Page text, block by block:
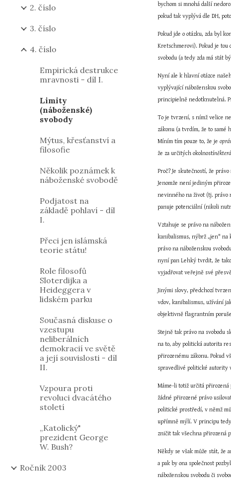
2. číslo
3. číslo
4. číslo
Empirická destrukce
mravnosti - díl I.
Limity
(náboženské)
svobody
Mýtus, křesťanství a
filosofie
Několik poznámek k
náboženské svobodě
Podjatost na
základě pohlaví - díl
I.
Přeci jen islámská
teorie státu!
Role filosofů
Sloterdijka a
Heideggera v
lidském parku
Současná diskuse o
vzestupu
neliberálních
demokracií ve světě
a její souvislosti - díl
II.
Vzpoura proti
revoluci dvacátého
století
„Katolický"
prezident George
W. Bush?
Ročník 2003
bychom si mnohá další
pokud tak vyplývá dle DH,
Pokud jde o otázku, zda byl
Kretschmerovi). Pokud je tou
svobodu (a tedy zda má stát
Nyní ale k hlavní otázce
vyplývající náboženskou
principielně nedotknutelná.
To je tvrzení, s nímž velice
zákonu (a tvrdím, že to samé
Míním tím pouze to, že je
že za určitých okolností
Proč? Je skutečností, že
Jenomže není jediným
nevinného na život (tj. právo
panuje potenciální (nikoli
Vztahuje se právo na
kanibalismus, nýbrž „jen" na
právo na náboženskou
nyní pan Lehký tvrdit, že
vyjadřovat veřejně své
Jinými slovy, předchozí
vdov, kanibalismus, užívání
objektivně flagrantním
Stejně tak právo na svobodu
na to, aby politická autorita
přirozenému zákonu. Pokud
spravedlivé politické autority
Máme-li totiž určitá přirozená
žádné přirozené právo
politické prostředí, v němž
upřímně mýlí. V principu tedy
zničit tak všechna přirozená
Někdy se však může stát, že
a pak by ona společnost
náboženskou svobodu či